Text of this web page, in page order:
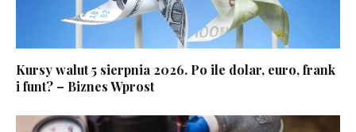
Kursy walut 5 sierpnia 2026. Po ile dolar, euro, frank
i funt? – Biznes Wprost